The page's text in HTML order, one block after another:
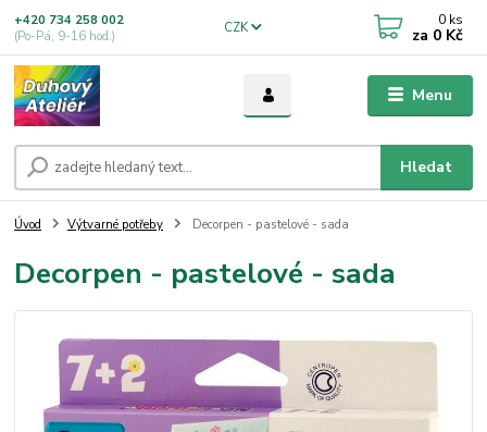
Menu
CZK
Hledat
+420 734 258 002
(Po-Pá, 9-16 hod.)
0 ks
za 0 Kč
Úvod Výtvarné potřeby Decorpen - pastelové - sada
Decorpen - pastelové - sada